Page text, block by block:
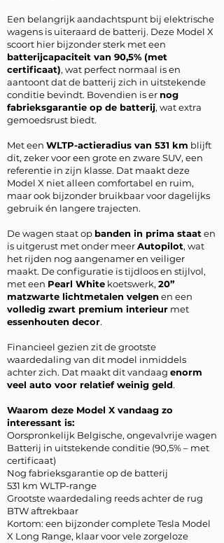
Een belangrijk aandachtspunt bij elektrische
wagens is uiteraard de batterij. Deze Model X
scoort hier bijzonder sterk met een
batterijcapaciteit van 90,5% (met
certificaat), wat perfect normaal is en
aantoont dat de batterij zich in uitstekende
conditie bevindt. Bovendien is er nog
fabrieksgarantie op de batterij, wat extra
gemoedsrust biedt.
Met een WLTP-actieradius van 531 km blijft
dit, zeker voor een grote en zware SUV, een
referentie in zijn klasse. Dat maakt deze
Model X niet alleen comfortabel en ruim,
maar ook bijzonder bruikbaar voor dagelijks
gebruik én langere trajecten.
De wagen staat op banden in prima staat en
is uitgerust met onder meerAutopilot, wat
het rijden nog aangenamer en veiliger
maakt. De configuratie is tijdloos en stijlvol,
met een Pearl White koetswerk, 20”
matzwarte lichtmetalen velgenen een
volledig zwart premium interieur met
essenhouten decor.
Financieel gezien zit de grootste
waardedaling van dit model inmiddels
achter zich. Dat maakt dit vandaag enorm
veel auto voor relatief weinig geld.
Waarom deze Model X vandaag zo
interessant is:
Oorspronkelijk Belgische, ongevalvrije wagen
Batterij in uitstekende conditie (90,5% – met
certificaat)
Nog fabrieksgarantie op de batterij
531 km WLTP-range
Grootste waardedaling reeds achter de rug
BTW aftrekbaar
Kortom: een bijzonder complete Tesla Model
X Long Range, klaar voor vele zorgeloze